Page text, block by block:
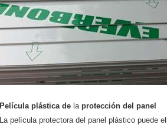
Película plástica de la protección del panel
La película protectora del panel plástico puede